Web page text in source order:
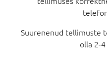
Suurenenud tellimuste
olla 2-